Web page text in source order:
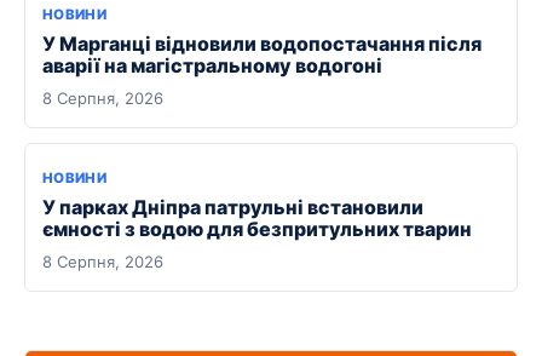
НОВИНИ
У Марганці відновили водопостачання після
аварії на магістральному водогоні
8 Серпня, 2026
НОВИНИ
У парках Дніпра патрульні встановили
ємності з водою для безпритульних тварин
8 Серпня, 2026